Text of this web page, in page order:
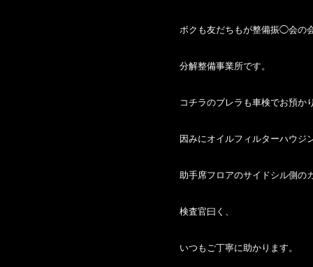
ボクも友だちもが整備振◯会の
分解整備事業所です。
コチラのブレラも車検でお預か
因みにオイルフィルターハウジ
助手席フロアのサイドシル側の
検査官曰く、
いつもご丁寧に助かります。